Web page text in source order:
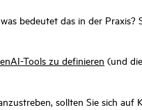
bedeutet das in der Praxis?
Tools zu definieren (und
sollten Sie sich auf